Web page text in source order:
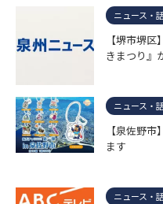
ニュース・
【堺市堺
きまつり』
ニュース・
【泉佐野
ます
ニュース・